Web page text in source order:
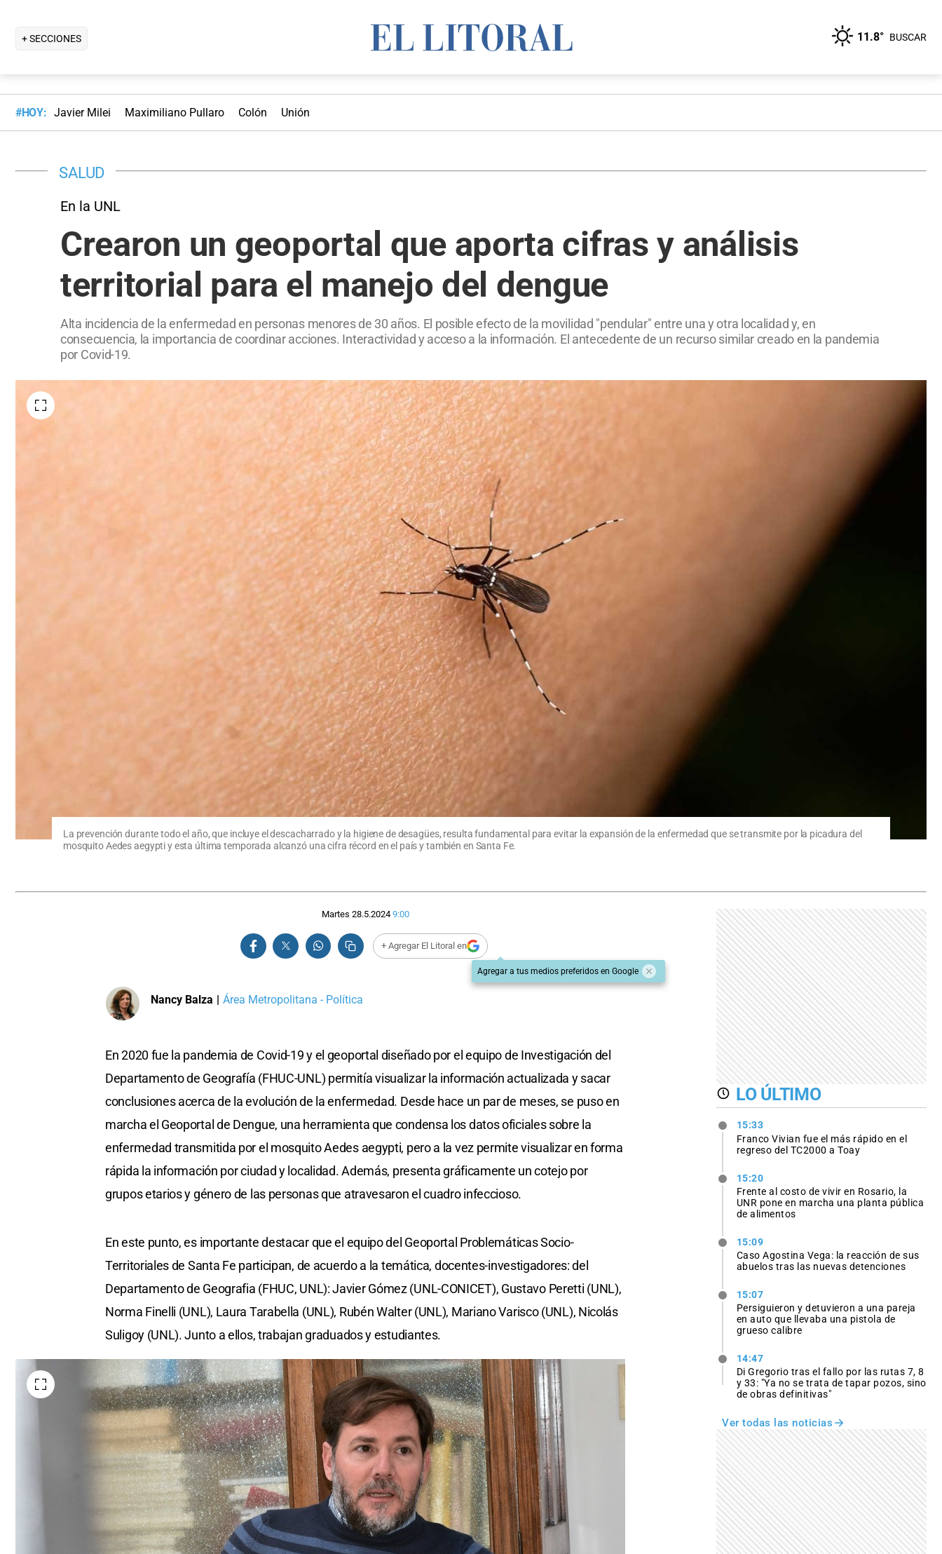
+ SECCIONES 11.8° BUSCAR
#HOY: Javier Milei Maximiliano Pullaro Colón Unión
SALUD
En la UNL
Crearon un geoportal que aporta cifras y análisis
territorial para el manejo del dengue
Alta incidencia de la enfermedad en personas menores de 30 años. El posible efecto de la movilidad "pendular" entre una y otra localidad y, en
consecuencia, la importancia de coordinar acciones. Interactividad y acceso a la información. El antecedente de un recurso similar creado en la pandemia
por Covid-19.
La prevención durante todo el año, que incluye el descacharrado y la higiene de desagües, resulta fundamental para evitar la expansión de la enfermedad que se transmite por la picadura del
mosquito Aedes aegypti y esta última temporada alcanzó una cifra récord en el país y también en Santa Fe.
Martes 28.5.2024 9:00
+ Agregar El Litoral en
Agregar a tus medios preferidos en Google
Nancy Balza | Área Metropolitana - Política
En 2020 fue la pandemia de Covid-19 y el geoportal diseñado por el equipo de Investigación del
Departamento de Geografía (FHUC-UNL) permitía visualizar la información actualizada y sacar
conclusiones acerca de la evolución de la enfermedad. Desde hace un par de meses, se puso en
marcha el Geoportal de Dengue, una herramienta que condensa los datos oficiales sobre la
enfermedad transmitida por el mosquito Aedes aegypti, pero a la vez permite visualizar en forma
rápida la información por ciudad y localidad. Además, presenta gráficamente un cotejo por
grupos etarios y género de las personas que atravesaron el cuadro infeccioso.
En este punto, es importante destacar que el equipo del Geoportal Problemáticas Socio-
Territoriales de Santa Fe participan, de acuerdo a la temática, docentes-investigadores: del
Departamento de Geografia (FHUC, UNL): Javier Gómez (UNL-CONICET), Gustavo Peretti (UNL),
Norma Finelli (UNL), Laura Tarabella (UNL), Rubén Walter (UNL), Mariano Varisco (UNL), Nicolás
Suligoy (UNL). Junto a ellos, trabajan graduados y estudiantes.
LO ÚLTIMO
15:33
Franco Vivian fue el más rápido en el
regreso del TC2000 a Toay
15:20
Frente al costo de vivir en Rosario, la
UNR pone en marcha una planta pública
de alimentos
15:09
Caso Agostina Vega: la reacción de sus
abuelos tras las nuevas detenciones
15:07
Persiguieron y detuvieron a una pareja
en auto que llevaba una pistola de
grueso calibre
14:47
Di Gregorio tras el fallo por las rutas 7, 8
y 33: "Ya no se trata de tapar pozos, sino
de obras definitivas"
Ver todas las noticias